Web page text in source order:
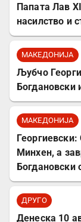
Папата Лав
насилство и
МАКЕДОНИЈА
Љубчо
Богдановски
МАКЕДОНИЈА
Минхен, а
Богдановски
ДРУГО
Денеска 10